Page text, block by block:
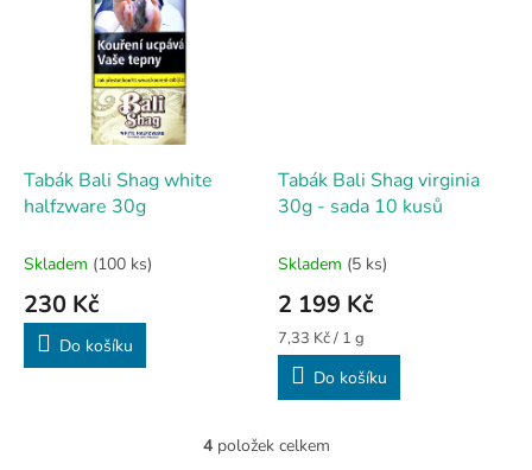
Tabák Bali Shag white
halfzware 30g
Skladem (100 ks)
230 Kč
Do košíku
Tabák Bali Shag virginia
30g - sada 10 kusů
Skladem (5 ks)
2 199 Kč
Měrná
cena:
7,33 Kč / 1 g
Do košíku
O
4položek celkem